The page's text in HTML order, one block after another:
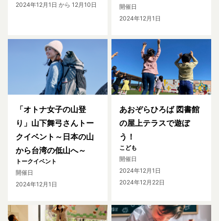
2024年12月1日 から 12月10日
開催日
2024年12月1日
「オトナ女子の山登
り」山下舞弓さんトー
クイベント～日本の山
から台湾の低山へ～
トークイベント
開催日
2024年12月1日
あおぞらひろば 図書館
の屋上テラスで遊ぼ
う！
こども
開催日
2024年12月1日
2024年12月22日